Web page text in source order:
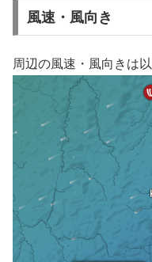
風速・風向き
周辺の風速・風向きは